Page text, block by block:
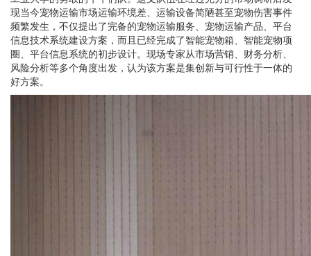
现当今宠物运输市场运输环境差、运输设备简陋甚至宠物伤害事件
频繁发生，不仅提出了完备的宠物运输服务、宠物运输产品、平台
信息技术系统建设方案，而且已经完成了智能宠物箱、智能宠物项
圈、平台信息系统的初步设计。现场专家从市场营销、财务分析、
风险分析等多个角度出发，认为该方案是集创新与可行性于一体的
好方案。